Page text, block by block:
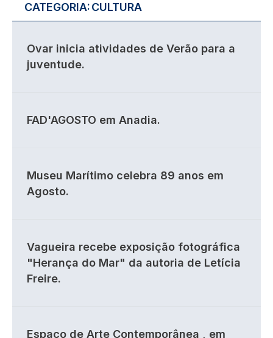
CATEGORIA:CULTURA
Ovar inicia atividades de Verão para a
juventude.
FAD'AGOSTO em Anadia.
Museu Marítimo celebra 89 anos em
Agosto.
Vagueira recebe exposição fotográfica
"Herança do Mar" da autoria de Letícia
Freire.
Espaço de Arte Contemporânea , em